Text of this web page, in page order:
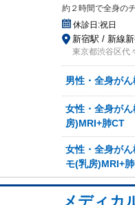
約２時間で全身の
休診日:祝日
新宿駅 / 新線
東京都渋谷区代
男性・全身が
女性・全身が
房)MRI+肺CT
女性・全身が
モ(乳房)MRI+
メディカ